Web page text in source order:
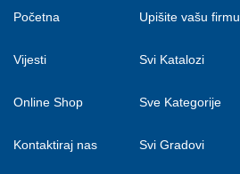
Početna
Vijesti
Online Shop
Kontaktiraj nas
Upišite vašu firmu
Svi Katalozi
Sve Kategorije
Svi Gradovi